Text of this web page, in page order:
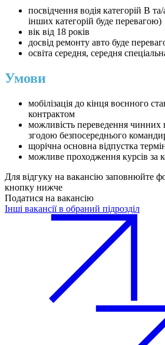
посвідчення водія категорій В
інших категорій буде перевагою)
вік від 18 років
досвід ремонту авто буде
освіта середня, середня
Умови
мобілізація до кінця воєнного
контрактом
можливість переведення чинних
згодою безпосереднього
щорічна основна відпустка
можливе проходження курсів за
Для відгуку на вакансію заповнюйте
кнопку нижче
Податися на вакансію
Інші вакансії в обраний підрозділ